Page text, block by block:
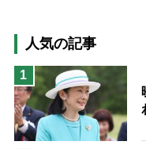
猫が母になつきません
息子の遠距離介護サ
兄がボケました
予防法
人気の記事
1